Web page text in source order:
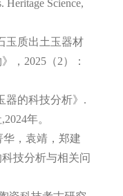
Heritage Science,
玉质出土玉器材
，2025（2）：
器的科技分析》.
年。
，袁靖，郑建
技分析与相关问